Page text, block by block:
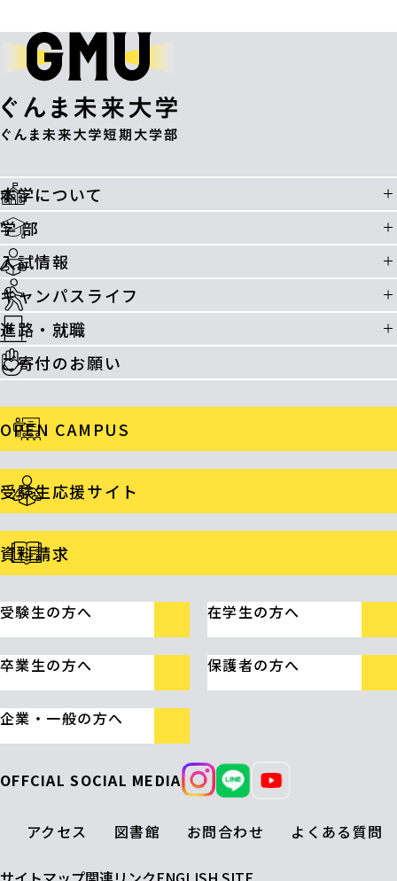
本学について
学 部
入試情報
キャンパスライフ
進路・就職
ご寄付のお願い
OPEN CAMPUS
受験生応援サイト
資料請求
受験生の方へ 在学生の方へ
卒業生の方へ 保護者の方へ
企業・一般の方へ
OFFCIAL SOCIAL MEDIA
アクセス 図書館 お問合わせ よくある質問